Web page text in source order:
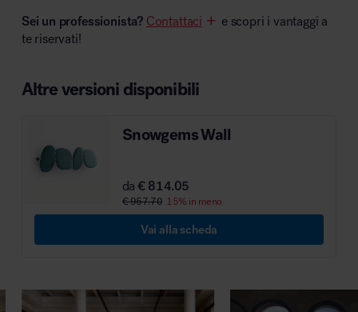
MillerKnoll
Sei un professionista? Contattaci
e scopri i vantaggi a
te riservati!
Altre versioni disponibili
Snowgems Wall
da€ 814.05
€ 957.70 15% in meno
Vai alla scheda